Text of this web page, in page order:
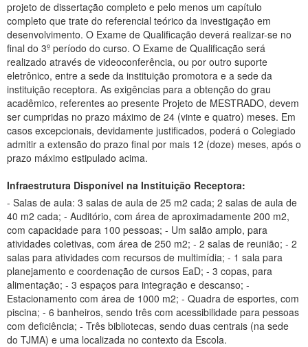
Infraestrutura Disponível na Instituição Receptora:
- Salas de aula: 3 salas de aula de 25 m2 cada; 2 salas de aula de
40 m2 cada; - Auditório, com área de aproximadamente 200 m2,
com capacidade para 100 pessoas; - Um salão amplo, para
atividades coletivas, com área de 250 m2; - 2 salas de reunião; - 2
salas para atividades com recursos de multimídia; - 1 sala para
planejamento e coordenação de cursos EaD; - 3 copas, para
alimentação; - 3 espaços para integração e descanso; -
Estacionamento com área de 1000 m2; - Quadra de esportes, com
piscina; - 6 banheiros, sendo três com acessibilidade para pessoas
com deficiência; - Três bibliotecas, sendo duas centrais (na sede
do TJMA) e uma localizada no contexto da Escola.